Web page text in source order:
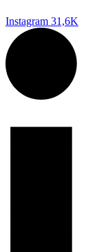
Instagram 31,6K